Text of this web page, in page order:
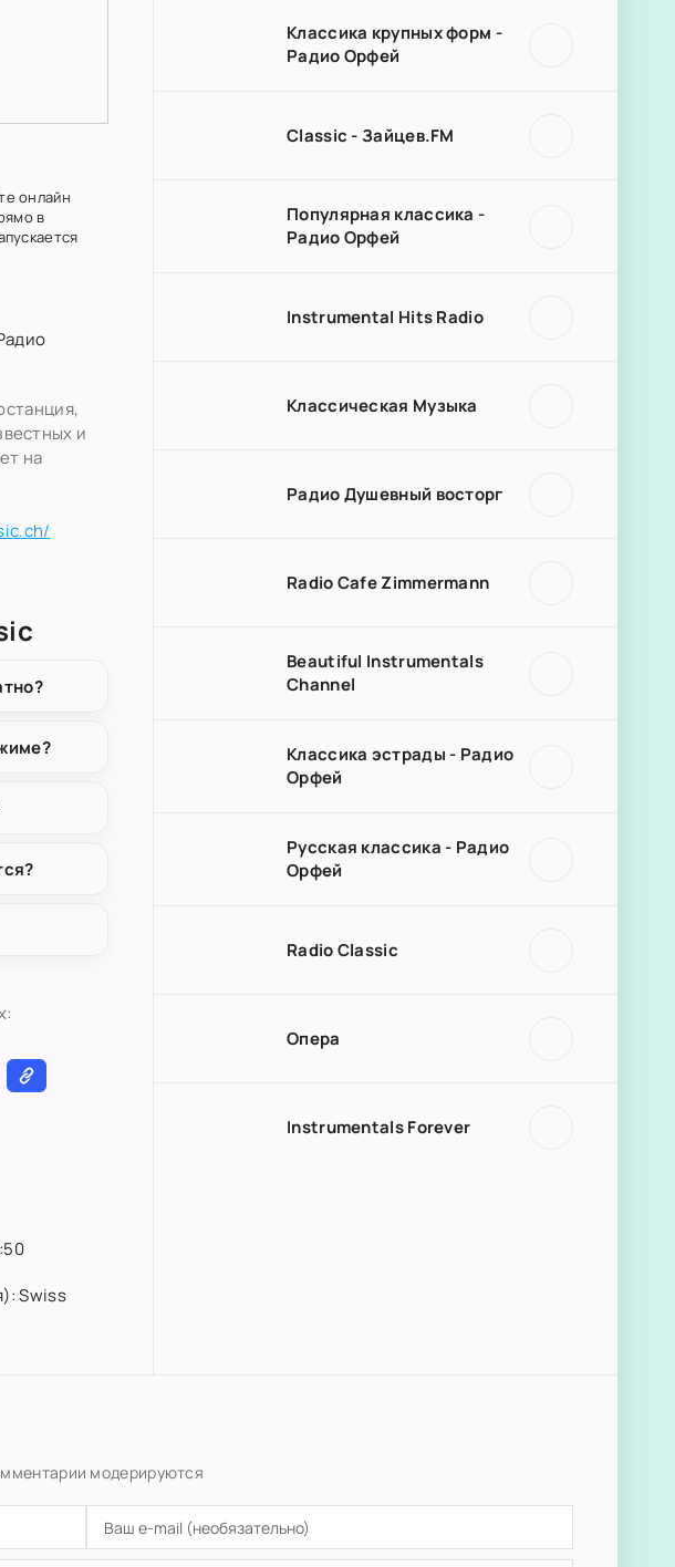
онлайн
в
и
на
Swiss
Классика крупных форм -
Радио Орфей
Classic - Зайцев.FM
Популярная классика -
Радио Орфей
Instrumental Hits Radio
Классическая Музыка
Радио Душевный восторг
Radio Cafe Zimmermann
Beautiful Instrumentals
Channel
Классика эстрады - Радио
Орфей
Русская классика - Радио
Орфей
Radio Classic
Опера
Instrumentals Forever
модерируются